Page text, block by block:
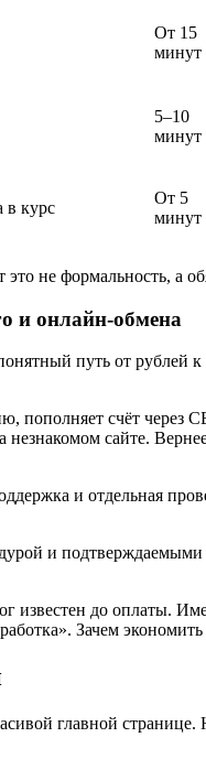
От 15
минут
5–10
минут
в курс
От 5
минут
не формальность, а
и онлайн-обмена
путь от рублей
пополняет счёт
сайте.
и отдельная
и
до оплаты.
Зачем
главной странице.